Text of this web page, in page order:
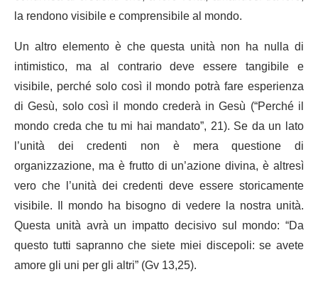
la rendono visibile e comprensibile al mondo.
Un altro elemento è che questa unità non ha nulla di
intimistico, ma al contrario deve essere tangibile e
visibile, perché solo così il mondo potrà fare esperienza
di Gesù, solo così il mondo crederà in Gesù (“Perché il
mondo creda che tu mi hai mandato”, 21). Se da un lato
l’unità dei credenti non è mera questione di
organizzazione, ma è frutto di un’azione divina, è altresì
vero che l’unità dei credenti deve essere storicamente
visibile. Il mondo ha bisogno di vedere la nostra unità.
Questa unità avrà un impatto decisivo sul mondo: “Da
questo tutti sapranno che siete miei discepoli: se avete
amore gli uni per gli altri” (Gv 13,25).